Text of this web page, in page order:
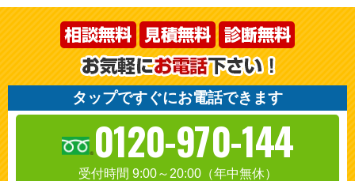
タップですぐにお電話できます
0120-970-144
受付時間 9:00～20:00（年中無休）